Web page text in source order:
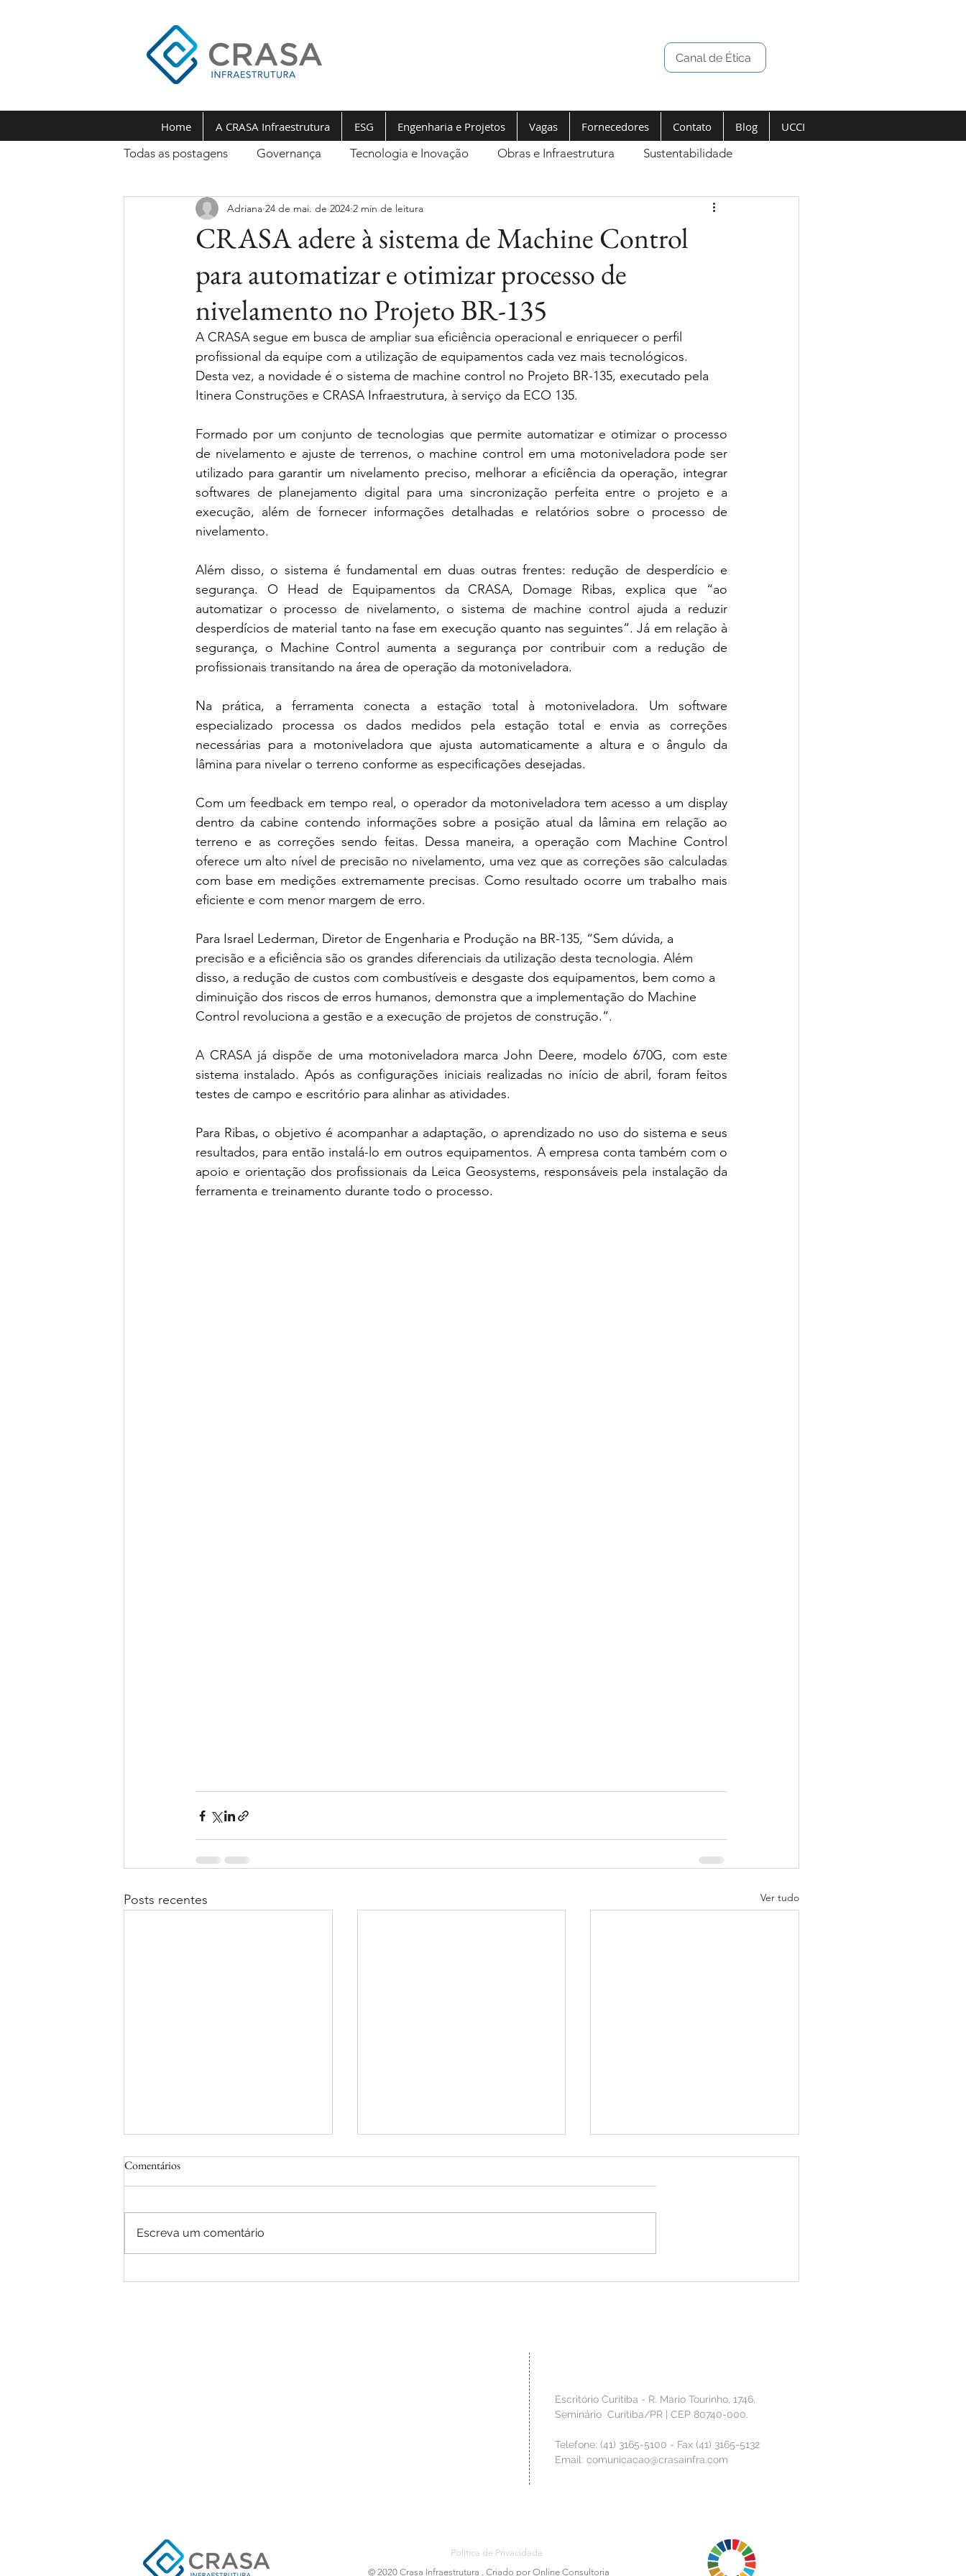
Canal de Ética
Todas as postagens Governança Tecnologia e Inovação Obras e Infraestrutura Sustentabilidade
CRASA adere à sistema de Machine Control
para automatizar e otimizar processo de
nivelamento no Projeto BR-135
Adriana 24 de mai. de 2024 2 min de leitura
A CRASA segue em busca de ampliar sua eficiência operacional e enriquecer o perfil
profissional da equipe com a utilização de equipamentos cada vez mais tecnológicos.
Desta vez, a novidade é o sistema de machine control no Projeto BR-135, executado pela
Itinera Construções e CRASA Infraestrutura, à serviço da ECO 135.
Formado por um conjunto de tecnologias que permite automatizar e otimizar o processo
de nivelamento e ajuste de terrenos, o machine control em uma motoniveladora pode ser
utilizado para garantir um nivelamento preciso, melhorar a eficiência da operação, integrar
softwares de planejamento digital para uma sincronização perfeita entre o projeto e a
execução, além de fornecer informações detalhadas e relatórios sobre o processo de
nivelamento.
Além disso, o sistema é fundamental em duas outras frentes: redução de desperdício e
segurança. O Head de Equipamentos da CRASA, Domage Ribas, explica que “ao
automatizar o processo de nivelamento, o sistema de machine control ajuda a reduzir
desperdícios de material tanto na fase em execução quanto nas seguintes”. Já em relação à
segurança, o Machine Control aumenta a segurança por contribuir com a redução de
profissionais transitando na área de operação da motoniveladora.
Na prática, a ferramenta conecta a estação total à motoniveladora. Um software
especializado processa os dados medidos pela estação total e envia as correções
necessárias para a motoniveladora que ajusta automaticamente a altura e o ângulo da
lâmina para nivelar o terreno conforme as especificações desejadas.
Com um feedback em tempo real, o operador da motoniveladora tem acesso a um display
dentro da cabine contendo informações sobre a posição atual da lâmina em relação ao
terreno e as correções sendo feitas. Dessa maneira, a operação com Machine Control
oferece um alto nível de precisão no nivelamento, uma vez que as correções são calculadas
com base em medições extremamente precisas. Como resultado ocorre um trabalho mais
eficiente e com menor margem de erro.
Para Israel Lederman, Diretor de Engenharia e Produção na BR-135, “Sem dúvida, a
precisão e a eficiência são os grandes diferenciais da utilização desta tecnologia. Além
disso, a redução de custos com combustíveis e desgaste dos equipamentos, bem como a
diminuição dos riscos de erros humanos, demonstra que a implementação do Machine
Control revoluciona a gestão e a execução de projetos de construção.”.
A CRASA já dispõe de uma motoniveladora marca John Deere, modelo 670G, com este
sistema instalado. Após as configurações iniciais realizadas no início de abril, foram feitos
testes de campo e escritório para alinhar as atividades.
Para Ribas, o objetivo é acompanhar a adaptação, o aprendizado no uso do sistema e seus
resultados, para então instalá-lo em outros equipamentos. A empresa conta também com o
apoio e orientação dos profissionais da Leica Geosystems, responsáveis pela instalação da
ferramenta e treinamento durante todo o processo.
Posts recentes Ver tudo
Comentários
Escreva um comentário
Home A CRASA Infraestrutura ESG Engenharia e Projetos Vagas Fornecedores Contato Blog UCCI
Escritório Curitiba - R. Mario Tourinho, 1746,
Seminário Curitiba/PR | CEP 80740-000.
Telefone: (41) 3165-5100 - Fax (41) 3165-5132
Email: comunicacao@crasainfra.com
Política de Privacidade
© 2020 Crasa Infraestrutura . Criado por Online Consultoria